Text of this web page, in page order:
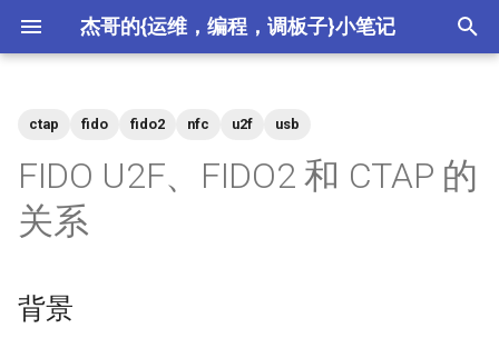
杰哥的{运维，编程，调板子}小笔记
开
始
索
2025
2023
csdn
devops
ctap fido fido2 nfc u2f usb
FIDO U2F、FIDO2 和 CTAP 的
关系
背景